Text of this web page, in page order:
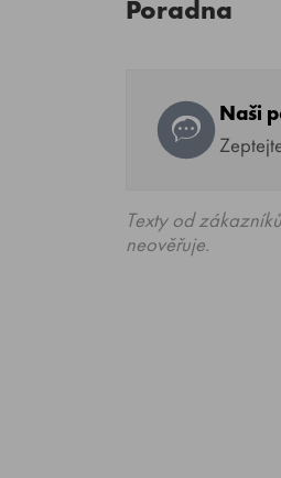
Poradna
Naši
Texty od
neověřuje.